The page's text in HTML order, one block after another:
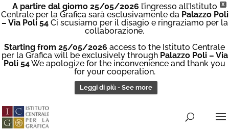
X
A partire dal giorno 25/05/2026 l’ingresso all’Istituto
Centrale per la Grafica sarà esclusivamente da Palazzo Poli
– Via Poli 54Ci scusiamo per il disagio e ringraziamo per la
collaborazione.
Starting from 25/05/2026 access to the Istituto Centrale
per la Grafica will be exclusively through Palazzo Poli – Via
Poli 54We apologize for the inconvenience and thank you
for your cooperation.
Leggi di più - See more